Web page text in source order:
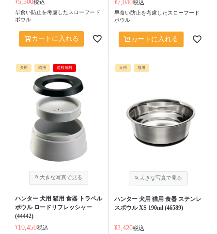
¥5,500税込
早食い防止を考慮したスローフード
ボウル
カートに入れる
¥7,040税込
早食い防止を考慮したスローフード
ボウル
カートに入れる
犬用 猫用 送料無料
ハンター 犬用 猫用 食器 トラベル
ボウル ロードリフレッシャー
(44442)
¥10,450税込
犬用 猫用
ハンター 犬用 猫用 食器 ステンレ
スボウル XS 190ml (46589)
¥2,420税込